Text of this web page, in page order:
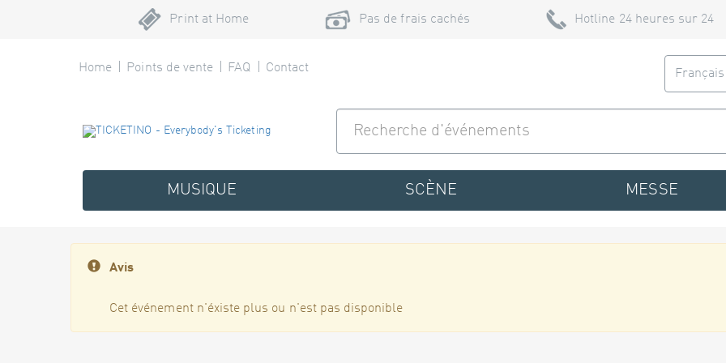
Print at Home Pas de frais cachés Hotline 24 heures sur 24
Home Points de vente FAQ Contact
MUSIQUE SCÈNE MESSE
Avis
Cet événement n'éxiste plus ou n'est pas disponible